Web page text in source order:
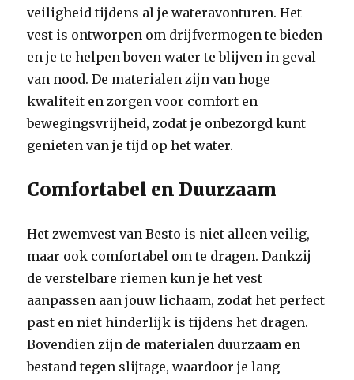
veiligheid tijdens al je wateravonturen. Het
vest is ontworpen om drijfvermogen te bieden
en je te helpen boven water te blijven in geval
van nood. De materialen zijn van hoge
kwaliteit en zorgen voor comfort en
bewegingsvrijheid, zodat je onbezorgd kunt
genieten van je tijd op het water.
Comfortabel en Duurzaam
Het zwemvest van Besto is niet alleen veilig,
maar ook comfortabel om te dragen. Dankzij
de verstelbare riemen kun je het vest
aanpassen aan jouw lichaam, zodat het perfect
past en niet hinderlijk is tijdens het dragen.
Bovendien zijn de materialen duurzaam en
bestand tegen slijtage, waardoor je lang